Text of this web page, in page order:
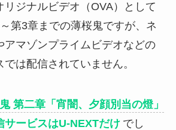
リジナルビデオ（OVA）として
第3章までの薄桜鬼ですが、ネ
アマゾンプライムビデオなどの
は配信されていません。
第二章「宵闇、夕顔別当の燈」
サービスはU-NEXTだけ でし